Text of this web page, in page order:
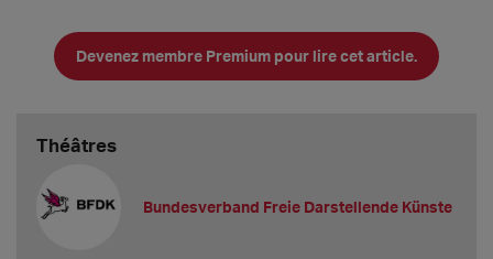
Devenez membre Premium pour lire cet article.
Théâtres
Bundesverband Freie Darstellende Künste